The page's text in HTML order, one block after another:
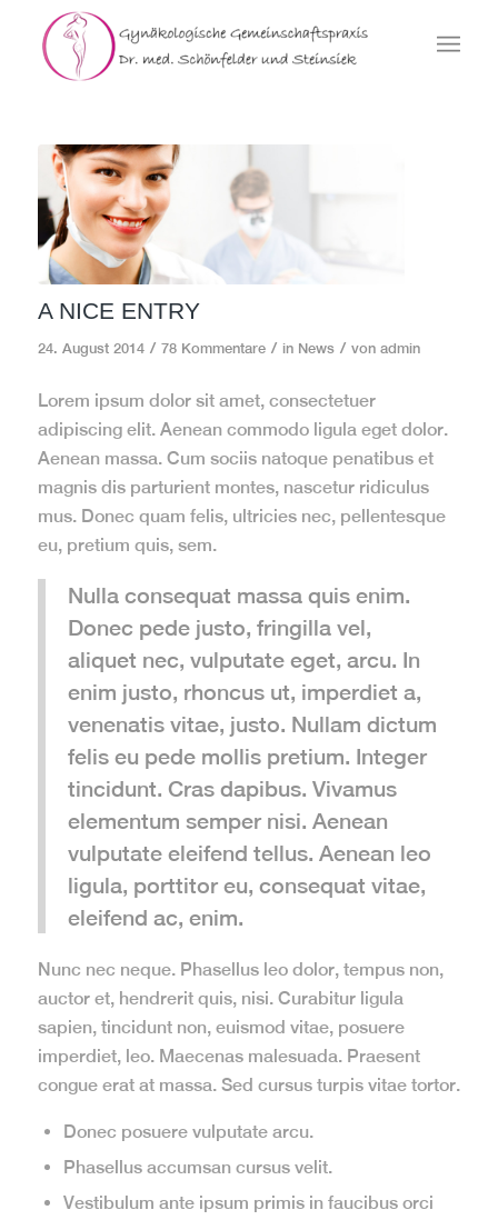
A NICE ENTRY
24. August 2014 / 78 Kommentare / in News / von admin
Lorem ipsum dolor sit amet, consectetuer
adipiscing elit. Aenean commodo ligula eget dolor.
Aenean massa. Cum sociis natoque penatibus et
magnis dis parturient montes, nascetur ridiculus
mus. Donec quam felis, ultricies nec, pellentesque
eu, pretium quis, sem.
Nulla consequat massa quis enim.
Donec pede justo, fringilla vel,
aliquet nec, vulputate eget, arcu. In
enim justo, rhoncus ut, imperdiet a,
venenatis vitae, justo. Nullam dictum
felis eu pede mollis pretium. Integer
tincidunt. Cras dapibus. Vivamus
elementum semper nisi. Aenean
vulputate eleifend tellus. Aenean leo
ligula, porttitor eu, consequat vitae,
eleifend ac, enim.
Nunc nec neque. Phasellus leo dolor, tempus non,
auctor et, hendrerit quis, nisi. Curabitur ligula
sapien, tincidunt non, euismod vitae, posuere
imperdiet, leo. Maecenas malesuada. Praesent
congue erat at massa. Sed cursus turpis vitae tortor.
Donec posuere vulputate arcu.
Phasellus accumsan cursus velit.
Vestibulum ante ipsum primis in faucibus orci